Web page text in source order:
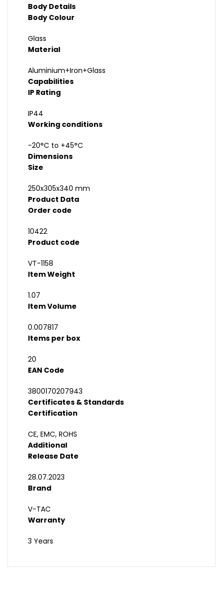
Body Details
Body Colour
Glass
Material
Aluminium+Iron+Glass
Capabilities
IP Rating
IP44
Working conditions
-20°C to +45°C
Dimensions
Size
250x305x340 mm
Product Data
Order code
10422
Product code
VT-1158
Item Weight
1.07
Item Volume
0.007817
Items per box
20
EAN Code
3800170207943
Certificates & Standards
Certification
CE, EMC, ROHS
Additional
Release Date
28.07.2023
Brand
V-TAC
Warranty
3 Years